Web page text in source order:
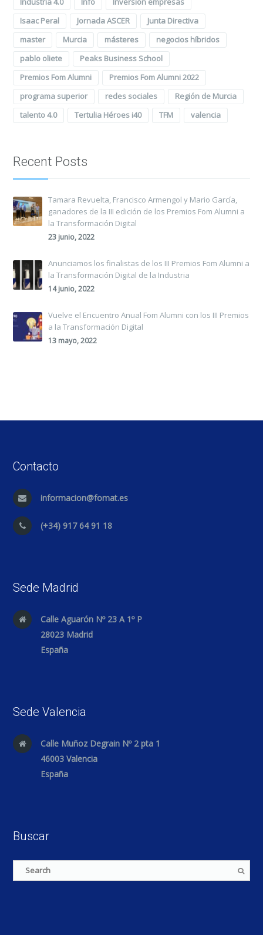
Isaac Peral
Jornada ASCER
Junta Directiva
master
Murcia másteres
negocios híbridos
pablo oliete
Peaks Business School
Premios Fom Alumni
Premios Fom Alumni 2022
programa superior
redes sociales
Región de Murcia
talento 4.0
Tertulia Héroes i40 TFM valencia
Recent Posts
Tamara Revuelta, Francisco Armengol y Mario García,
ganadores de la III edición de los Premios Fom Alumni a
la Transformación Digital
23 junio, 2022
Anunciamos los finalistas de los III Premios Fom Alumni a
la Transformación Digital de la Industria
14 junio, 2022
Vuelve el Encuentro Anual Fom Alumni con los III Premios
a la Transformación Digital
13 mayo, 2022
Contacto
informacion@fomat.es
(+34) 917 64 91 18
Sede Madrid
Calle Aguarón Nº 23 A 1º P
28023 Madrid
España
Sede Valencia
Calle Muñoz Degrain Nº 2 pta 1
46003 Valencia
España
Buscar